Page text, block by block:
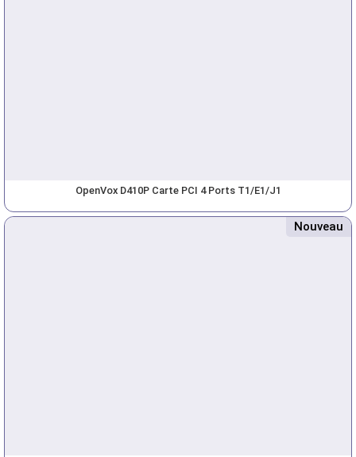
OpenVox D410P Carte PCI 4 Ports T1/E1/J1
Nouveau